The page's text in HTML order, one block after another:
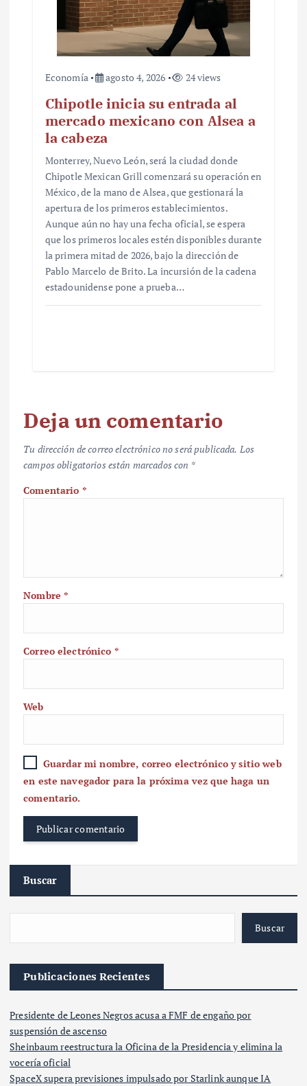
Economía agosto 4, 2026 24 views
Chipotle inicia su entrada al
mercado mexicano con Alsea a
la cabeza
Monterrey, Nuevo León, será la ciudad donde
Chipotle Mexican Grill comenzará su operación en
México, de la mano de Alsea, que gestionará la
apertura de los primeros establecimientos.
Aunque aún no hay una fecha oficial, se espera
que los primeros locales estén disponibles durante
la primera mitad de 2026, bajo la dirección de
Pablo Marcelo de Brito. La incursión de la cadena
estadounidense pone a prueba…
Deja un comentario
Tu dirección de correo electrónico no será publicada. Los
campos obligatorios están marcados con *
Comentario *
Nombre*
Correo electrónico *
Web
Guardar mi nombre, correo electrónico y sitio web
en este navegador para la próxima vez que haga un
comentario.
Buscar
Buscar
Publicaciones Recientes
Presidente de Leones Negros acusa a FMF de engaño por
suspensión de ascenso
Sheinbaum reestructura la Oficina de la Presidencia y elimina la
vocería oficial
SpaceX supera previsiones impulsado por Starlink aunque IA